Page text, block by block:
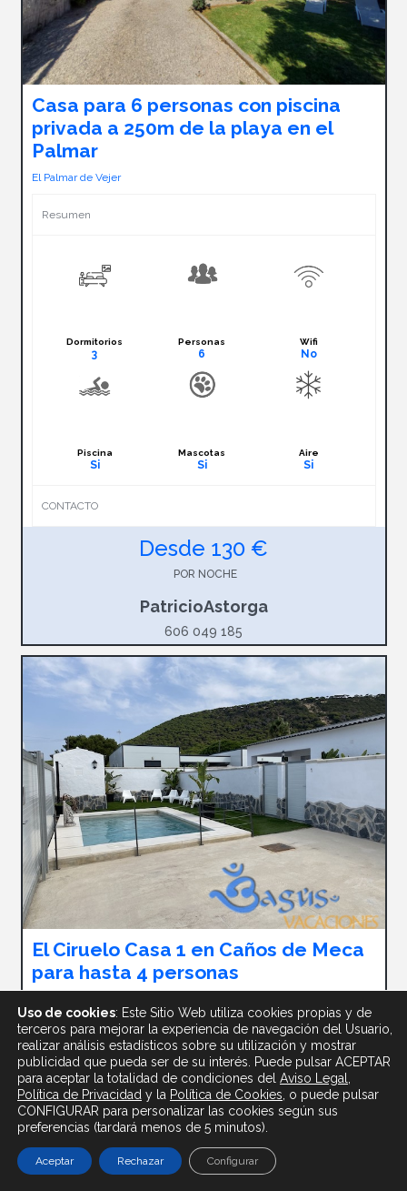
Casa para 6 personas con piscina
privada a 250m de la playa en el
Palmar
El Palmar de Vejer
Resumen
Dormitorios
3
Personas
6
Wifi
No
Piscina
Si
Mascotas
Si
Aire
Si
CONTACTO
Desde 130 €
POR NOCHE
PatricioAstorga
606 049 185
El Ciruelo Casa 1 en Caños de Meca
para hasta 4 personas
Resumen
Dormitorios Personas
3
Uso de cookies: Este Sitio Web utiliza cookies propias y de
terceros para mejorar la experiencia de navegación del Usuario,
realizar análisis estadísticos sobre su utilización y mostrar
publicidad que pueda ser de su interés. Puede pulsar ACEPTAR
para aceptar la totalidad de condiciones del Aviso Legal
Política de Privacidad y la Política de Cookies , o puede pulsar
CONFIGURAR para personalizar las cookies según sus
preferencias (tardará menos de 5 minutos).
Aceptar Rechazar Configurar